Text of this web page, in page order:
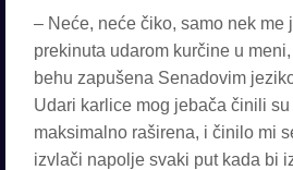
– Neće, neće čiko, samo nek me
prekinuta udarom kurčine u
behu zapušena Senadovim
Udari karlice mog jebača činili su
maksimalno raširena, i činilo mi
izvlači napolje svaki put kada bi